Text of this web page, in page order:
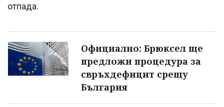
отпада.
Официално: Брюксел ще
предложи процедура за
свръхдефицит срещу
България